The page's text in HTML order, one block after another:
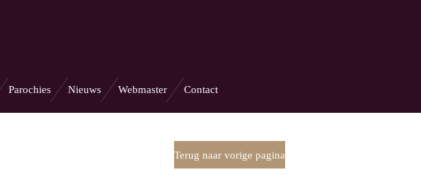
Parochies Nieuws Webmaster Contact
Terug naar vorige pagina